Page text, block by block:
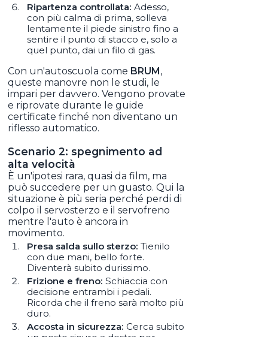
Ripartenza controllata: Adesso,
con più calma di prima, solleva
lentamente il piede sinistro fino a
sentire il punto di stacco e, solo a
quel punto, dai un filo di gas.
Con un'autoscuola come BRUM,
queste manovre non le studi, le
impari per davvero. Vengono provate
e riprovate durante le guide
certificate finché non diventano un
riflesso automatico.
Scenario 2: spegnimento ad
alta velocità
È un'ipotesi rara, quasi da film, ma
può succedere per un guasto. Qui la
situazione è più seria perché perdi di
colpo il servosterzo e il servofreno
mentre l'auto è ancora in
movimento.
Presa salda sullo sterzo: Tienilo
con due mani, bello forte.
Diventerà subito durissimo.
Frizione e freno: Schiaccia con
decisione entrambi i pedali.
Ricorda che il freno sarà molto più
duro.
Accosta in sicurezza: Cerca subito